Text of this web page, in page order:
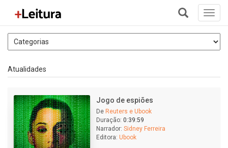
+
Atualidades
Jogo de espiões
De Reuters e Ubook
Duração: 0:39:59
Narrador: Sidney Ferreira
Editora: Ubook